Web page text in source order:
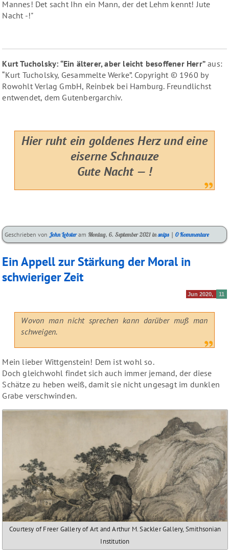
Mannes! Det sacht Ihn ein Mann, der det Lehm kennt! Jute
Nacht -!"
Kurt Tucholsky: “Ein älterer, aber leicht besoffener Herr” aus:
“Kurt Tucholsky, Gesammelte Werke”. Copyright © 1960 by
Rowohlt Verlag GmbH, Reinbek bei Hamburg. Freundlichst
entwendet, dem Gutenbergarchiv.
Hier ruht ein goldenes Herz und eine
eiserne Schnauze
Gute Nacht — !
Geschrieben vonJohn Lobsteram Montag, 6. September 2021 inKategorien:
snips |0 Kommentare
Ein Appell zur Stärkung der Moral in
schwieriger Zeit
Jun 2020 11
Wovon man nicht sprechen kann darüber muß man
schweigen.
Mein lieber Wittgenstein! Dem ist wohl so.
Doch gleichwohl findet sich auch immer jemand, der diese
Schätze zu heben weiß, damit sie nicht ungesagt im dunklen
Grabe verschwinden.
Courtesy of Freer Gallery of Art and Arthur M. Sackler Gallery, Smithsonian
Institution